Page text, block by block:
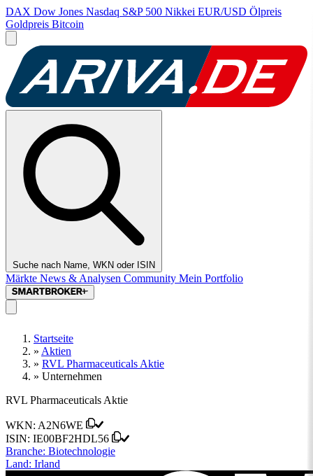
DAX Dow Jones Nasdaq S&P 500 Nikkei EUR/USD Ölpreis
Goldpreis Bitcoin
Suche nach Name, WKN oder ISIN
Märkte News & Analysen Community Mein Portfolio
Startseite
» Aktien
» RVL Pharmaceuticals Aktie
» Unternehmen
RVL Pharmaceuticals Aktie
WKN: A2N6WE
ISIN: IE00BF2HDL56
Branche: Biotechnologie
Land: Irland